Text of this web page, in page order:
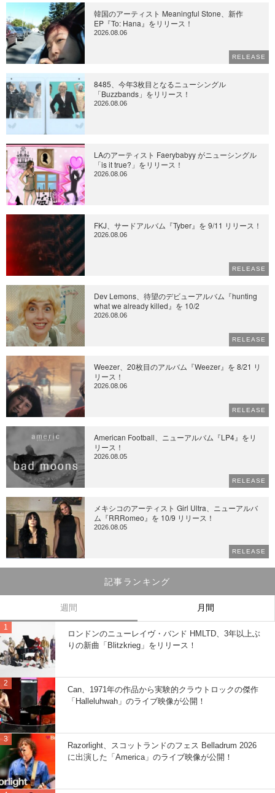
韓国のアーティスト Meaningful Stone、新作
EP『To: Hana』をリリース！
2026.08.06
RELEASE
8485、今年3枚目となるニューシングル
「Buzzbands」をリリース！
2026.08.06
LAのアーティスト Faerybabyy がニューシングル
「is it true?」をリリース！
2026.08.06
FKJ、サードアルバム『Tyber』を 9/11 リリース！
2026.08.06
RELEASE
Dev Lemons、待望のデビューアルバム『hunting
what we already killed』を 10/2
2026.08.06
RELEASE
Weezer、20枚目のアルバム『Weezer』を 8/21 リ
リース！
2026.08.06
RELEASE
American Football、ニューアルバム『LP4』をリ
リース！
2026.08.05
RELEASE
メキシコのアーティスト Girl Ultra、ニューアルバ
ム『RRRomeo』を 10/9 リリース！
2026.08.05
RELEASE
記事ランキング
週間 月間
ロンドンのニューレイヴ・バンド HMLTD、3年以上ぶ
りの新曲「Blitzkrieg」をリリース！
Can、1971年の作品から実験的クラウトロックの傑作
「Halleluhwah」のライブ映像が公開！
Razorlight、スコットランドのフェス Belladrum 2026
に出演した「America」のライブ映像が公開！